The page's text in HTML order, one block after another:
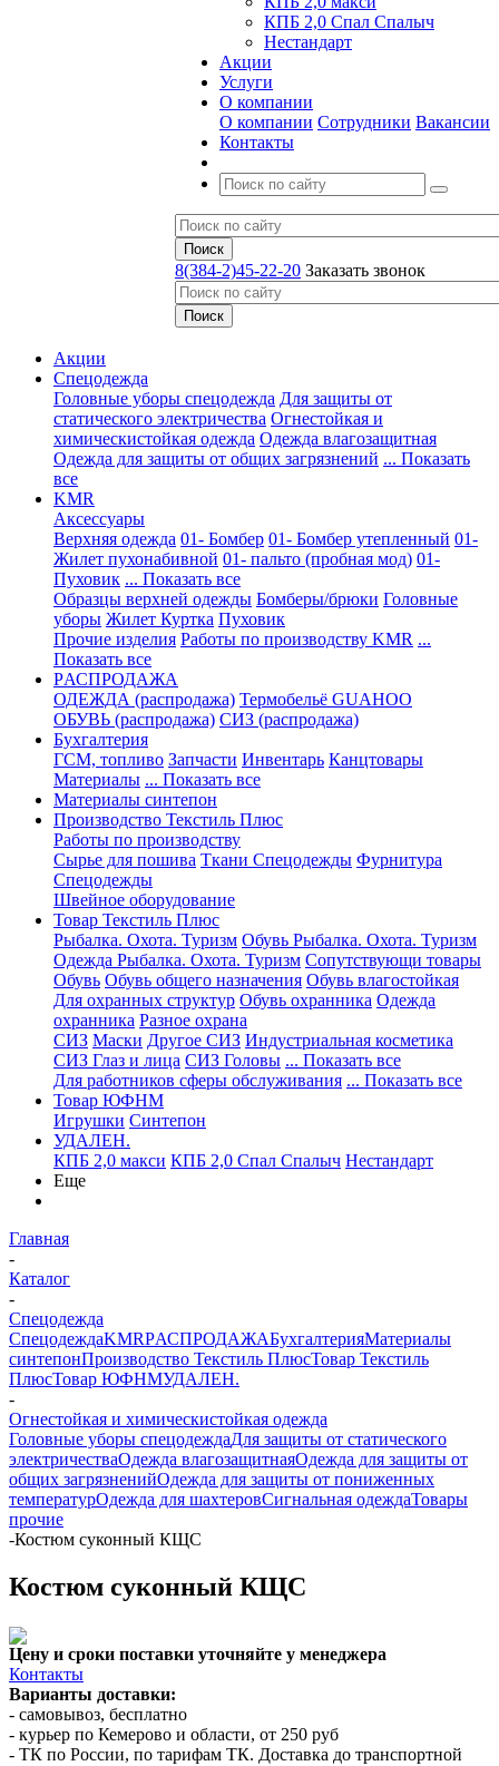
КПБ 2,0 Спал Спалыч
Нестандарт
Акции
Услуги
О компании
О компании Сотрудники Вакансии
Контакты
8(384-2)45-22-20 Заказать звонок
Акции
Спецодежда
Головные уборы спецодежда Для защиты от
статического электричества Огнестойкая и
химическистойкая одежда Одежда влагозащитная
Одежда для защиты от общих загрязнений ... Показать
все
KMR
Аксессуары
Верхняя одежда 01- Бомбер 01- Бомбер утепленный 01-
Жилет пухонабивной 01- пальто (пробная мод) 01-
Пуховик ... Показать все
Образцы верхней одежды Бомберы/брюки Головные
уборы Жилет Куртка Пуховик
Прочие изделия Работы по производству KMR ...
Показать все
PАСПРОДАЖА
ОДЕЖДА (распродажа) Термобельё GUAHOO
ОБУВЬ (распродажа) СИЗ (распродажа)
Бухгалтерия
ГСМ, топливо Запчасти Инвентарь Канцтовары
Материалы ... Показать все
Материалы синтепон
Производство Текстиль Плюс
Работы по производству
Сырье для пошива Ткани Спецодежды Фурнитура
Спецодежды
Швейное оборудование
Товар Текстиль Плюс
Рыбалка. Охота. Туризм Обувь Рыбалка. Охота. Туризм
Одежда Рыбалка. Охота. Туризм Сопутствующи товары
Обувь Обувь общего назначения Обувь влагостойкая
Для охранных структур Обувь охранника Одежда
охранника Разное охрана
СИЗ Маски Другое СИЗ Индустриальная косметика
СИЗ Глаз и лица СИЗ Головы ... Показать все
Для работников сферы обслуживания ... Показать все
Товар ЮФНМ
Игрушки Синтепон
УДАЛЕН.
КПБ 2,0 макси КПБ 2,0 Спал Спалыч Нестандарт
Еще
Главная
-
Каталог
-
Спецодежда
СпецодеждаKMRPАСПРОДАЖАБухгалтерияМатериалы
синтепонПроизводство Текстиль ПлюсТовар Текстиль
ПлюсТовар ЮФНМУДАЛЕН.
-
Огнестойкая и химическистойкая одежда
Головные уборы спецодеждаДля защиты от статического
электричестваОдежда влагозащитнаяОдежда для защиты от
общих загрязненийОдежда для защиты от пониженных
температурОдежда для шахтеровСигнальная одеждаТовары
прочие
-Костюм суконный КЩС
Костюм суконный КЩС
Цену и сроки поставки уточняйте у менеджера
Контакты
Варианты доставки:
- самовывоз, бесплатно
- курьер по Кемерово и области, от 250 руб
- ТК по России, по тарифам ТК. Доставка до транспортной